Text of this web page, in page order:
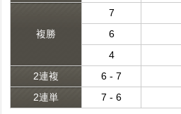
複勝
7
6
4
2連複
6 - 7
2連単
7 - 6